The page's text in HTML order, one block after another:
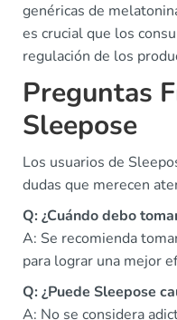
genéricas de
es crucial que los
regulación de los
Preguntas
Sleepose
Los usuarios de
dudas que merecen
Q: ¿Cuándo debo
A: Se recomienda
para lograr una mejor
Q: ¿Puede Sleepose
A: No se considera